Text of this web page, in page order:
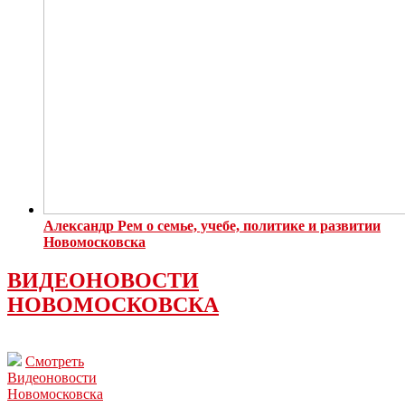
Александр Рем о семье, учебе, политике и развитии
Новомосковска
ВИДЕОНОВОСТИ
НОВОМОСКОВСКА
Смотреть
Видеоновости
Новомосковска